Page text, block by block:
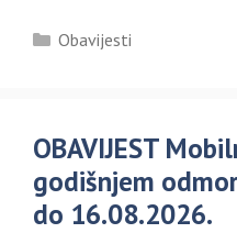
Kategorije
Obavijesti
OBAVIJEST
godišnjem
do 16.08.2026.